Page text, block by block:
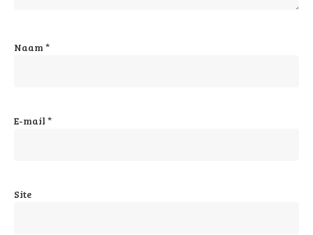
Naam *
E-mail *
Site